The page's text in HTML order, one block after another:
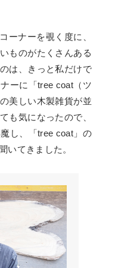
ーナーを覗く度に、
ものがたくさんある
は、きっと私だけで
ーに「tree coat（ツ
美しい木製雑貨が並
も気になったので、
し、「tree coat」の
いてきました。